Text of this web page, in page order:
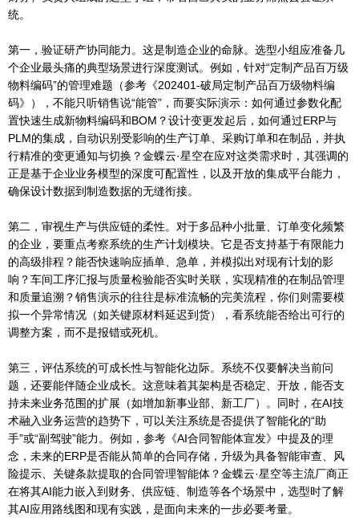
统。
第一，验证研产协同能力。这是制造企业的命脉。选型小组应准备几
个企业最头痛的典型场景进行深度测试。例如，针对“定制产品百万级
物料编码”的管理难题（参考《202401-破局定制产品百万级物料编
码》），不能只听销售说“能管”，而要实际演示：如何通过参数化配
置快速生成新物料编码和BOM？设计变更发起后，如何通过ERP与
PLM的集成，自动识别受影响的生产订单、采购订单和在制品，并执
行精准的变更通知与切换？金蝶云·星空在应对这类需求时，其强调的
正是基于企业业务模型的深度可配置性，以及开放的集成平台能力，
确保设计数据到制造数据的无缝衔接。
第二，审视生产与供应链的柔性。对于多品种小批量、订单变化频繁
的企业，要重点考察系统的生产计划模块。它是否支持基于有限能力
的高级排程？能否快速响应插单、急单，并模拟出对现有计划的影
响？车间工序汇报与质量检验能否实时关联，实现精准的在制品管理
和质量追溯？销售演示的往往是标准流畅的完美流程，你们则需要模
拟一个异常情况（如关键原材料延迟到货），看系统能否给出可行的
调整方案，而不是报错或死机。
第三，评估系统的可成长性与智能化边际。系统不仅要解决当前问
题，还要能伴随企业成长。这意味着其架构是否稳定、开放，能否支
持未来业务范围的扩展（如增加新事业部、新工厂）。同时，在AI技
术融入业务运营的趋势下，可以关注系统是否提供了智能化的“助
手”或“副驾驶”能力。例如，参考《AI合同智能体宣发》中提及的理
念，未来的ERP是否能从简单的合同存储，升级为具备智能审查、风
险提示、关键条款提取的合同管理智能体？金蝶云·星空等主流厂商正
在将其AI能力嵌入到财务、供应链、制造等各个场景中，选型时了解
其AI应用路线图和现有实践，是面向未来的一步必要考量。